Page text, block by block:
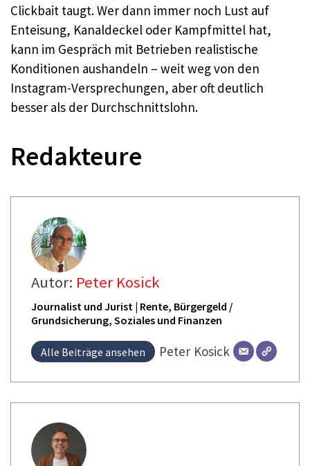
Clickbait taugt. Wer dann immer noch Lust auf
Enteisung, Kanaldeckel oder Kampfmittel hat,
kann im Gespräch mit Betrieben realistische
Konditionen aushandeln – weit weg von den
Instagram-Versprechungen, aber oft deutlich
besser als der Durchschnittslohn.​
Redakteure
Autor: Peter Kosick
Journalist und Jurist | Rente, Bürgergeld /
Grundsicherung, Soziales und Finanzen
Alle Beiträge ansehen Peter Kosick